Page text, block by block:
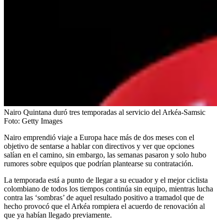
Nairo Quintana duró tres temporadas al servicio del Arkéa-Samsic
Foto: Getty Images
Nairo emprendió viaje a Europa hace más de dos meses con el
objetivo de sentarse a hablar con directivos y ver que opciones
salían en el camino, sin embargo, las semanas pasaron y solo hubo
rumores sobre equipos que podrían plantearse su contratación.
La temporada está a punto de llegar a su ecuador y el mejor ciclista
colombiano de todos los tiempos continúa sin equipo, mientras lucha
contra las ‘sombras’ de aquel resultado positivo a tramadol que de
hecho provocó que el Arkéa rompiera el acuerdo de renovación al
que ya habían llegado previamente.